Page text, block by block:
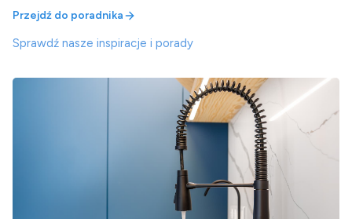
Przejdź do poradnika
Sprawdź nasze inspiracje i porady